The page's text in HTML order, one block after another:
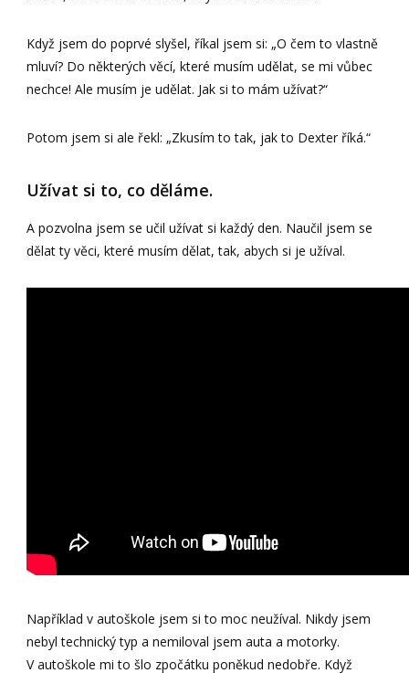
Když jsem do poprvé slyšel, říkal jsem si: „O čem to vlastně
mluví? Do některých věcí, které musím udělat, se mi vůbec
nechce! Ale musím je udělat. Jak si to mám užívat?“
Potom jsem si ale řekl: „Zkusím to tak, jak to Dexter říká.“
Užívat si to, co děláme.
A pozvolna jsem se učil užívat si každý den. Naučil jsem se
dělat ty věci, které musím dělat, tak, abych si je užíval.
Například v autoškole jsem si to moc neužíval. Nikdy jsem
nebyl technický typ a nemiloval jsem auta a motorky.
V autoškole mi to šlo zpočátku poněkud nedobře. Když